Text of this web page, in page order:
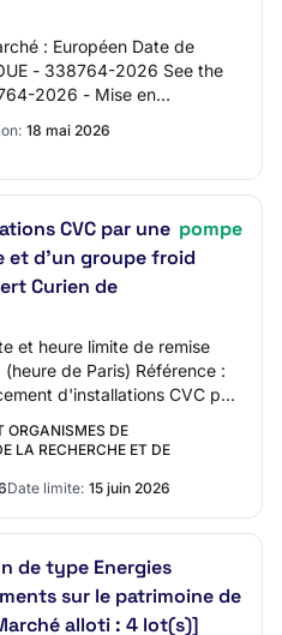
: Européen Date de
- 338764-2026 See the
2026 - Mise en
18 mai 2026
CVC par une pompe
et d'un groupe froid
Curien de
et heure limite de remise
de Paris) Référence :
d'installations CVC par
ORGANISMES DE
LA RECHERCHE ET DE
Date limite: 15 juin 2026
de type Energies
sur le patrimoine de
alloti : 4 lot(s)]